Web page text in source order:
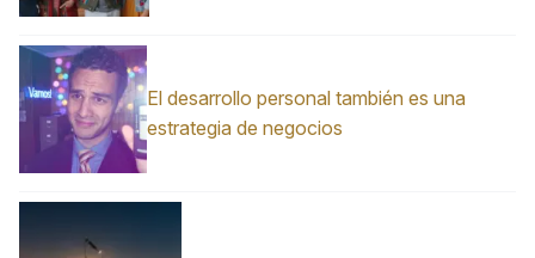
El desarrollo personal también es una
estrategia de negocios